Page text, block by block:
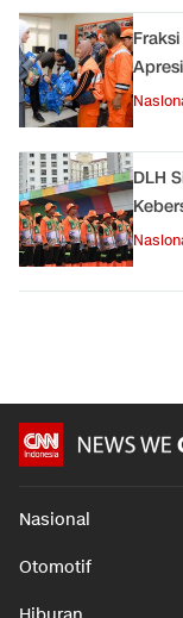
DLH
Nasional
Otomotif